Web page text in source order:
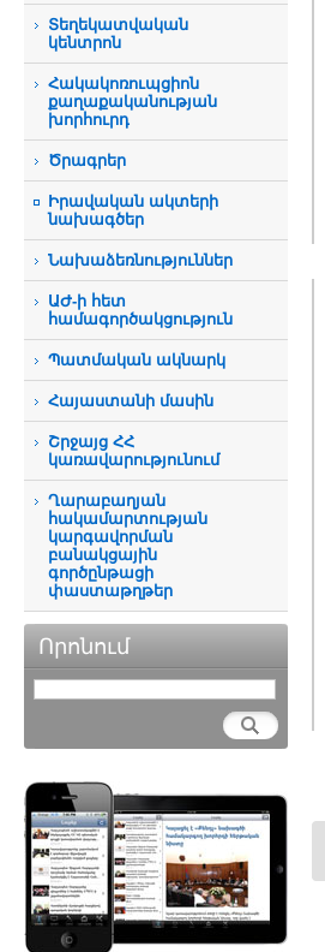
Տեղեկատվական
կենտրոն
Հակակոռուպցիոն
քաղաքականության
խորհուրդ
Ծրագրեր
Իրավական ակտերի
նախագծեր
Նախաձեռնություններ
ԱԺ-ի հետ
համագործակցություն
Պատմական ակնարկ
Հայաստանի մասին
Շրջայց ՀՀ
կառավարությունում
Ղարաբաղյան
հակամարտության
կարգավորման
բանակցային
գործընթացի
փաստաթղթեր
Որոնում